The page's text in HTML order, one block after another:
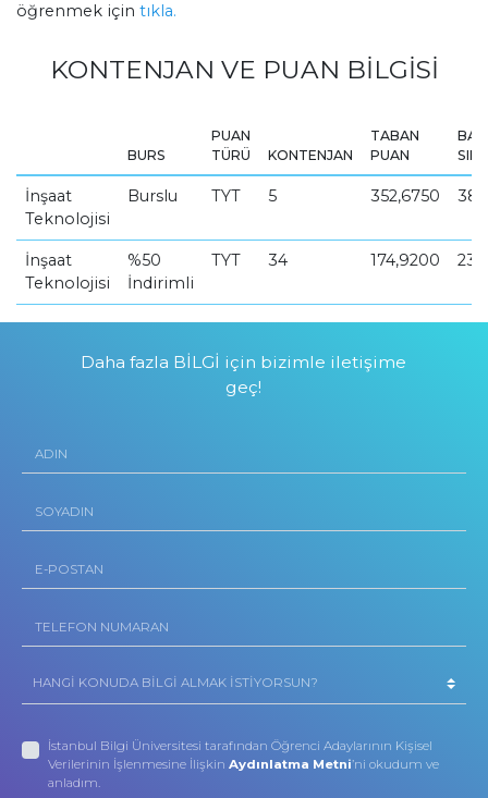
öğrenmek için tıkla.
KONTENJAN VE PUAN BİLGİSİ
BURS
PUAN
TÜRÜ
KONTENJAN
TABAN
PUAN
İnşaat
Teknolojisi
Burslu TYT 5 352,6750
İnşaat
Teknolojisi
%50
İndirimli
TYT 34 174,9200
Daha fazla BİLGİ için bizimle iletişime
geç!
İstanbul Bilgi Üniversitesi tarafından Öğrenci Adaylarının Kişisel
Verilerinin İşlenmesine İlişkin Aydınlatma Metni’ni okudum ve
anladım.